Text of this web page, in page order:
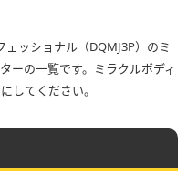
ッショナル（DQMJ3P）のミ
ーの一覧です。ミラクルボディ
してください。